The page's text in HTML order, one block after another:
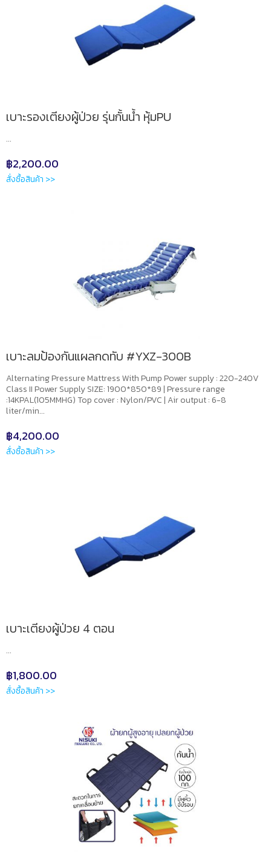
เบาะรองเตียงผู้ป่วย รุ่นกั้นน้ำ หุ้มPU
...
฿2,200.00
สั่งซื้อสินค้า >>
เบาะลมป้องกันแผลกดทับ #YXZ-300B
Alternating Pressure Mattress With Pump Power supply : 220-240V
Class II Power Supply SIZE: 1900*850*89 | Pressure range
:14KPAL(105MMHG) Top cover : Nylon/PVC | Air output : 6-8
liter/min...
฿4,200.00
สั่งซื้อสินค้า >>
เบาะเตียงผู้ป่วย 4 ตอน
...
฿1,800.00
สั่งซื้อสินค้า >>